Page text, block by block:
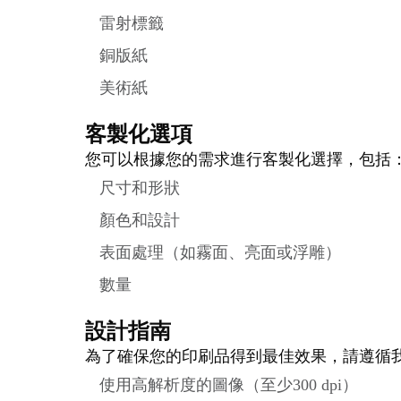
雷射標籤
銅版紙
美術紙
客製化選項
您可以根據您的需求進行客製化選擇，包括：
尺寸和形狀
顏色和設計
表面處理（如霧面、亮面或浮雕）
數量
設計指南
為了確保您的印刷品得到最佳效果，請遵循
使用高解析度的圖像（至少300 dpi）